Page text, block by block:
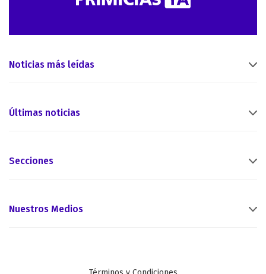
Noticias más leídas
Últimas noticias
Secciones
Nuestros Medios